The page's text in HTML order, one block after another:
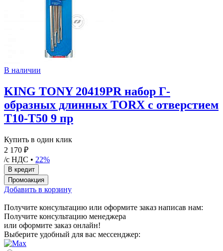
В наличии
KING TONY 20419PR набор Г-
образных длинных TORX с отверстием
T10-T50 9 пр
Купить в один клик
2 170 ₽
/с НДС • 22%
Добавить в корзину
Получите консультацию или оформите заказ написав нам:
Получите консультацию менеджера
или оформите заказ онлайн!
Выберите удобный для вас мессенджер: